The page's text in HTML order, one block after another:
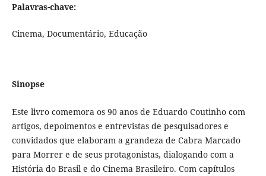
Palavras-chave:
Cinema, Documentário, Educação
Sinopse
Este livro comemora os 90 anos de Eduardo Coutinho com
artigos, depoimentos e entrevistas de pesquisadores e
convidados que elaboram a grandeza de Cabra Marcado
para Morrer e de seus protagonistas, dialogando com a
História do Brasil e do Cinema Brasileiro. Com capítulos